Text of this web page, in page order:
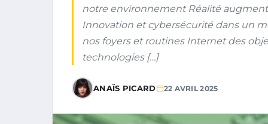
notre environnement Réalité
Innovation et cybersécurité dans un
nos foyers et routines Internet des
technologies […]
ANAÏS PICARD 22 AVRIL 2025